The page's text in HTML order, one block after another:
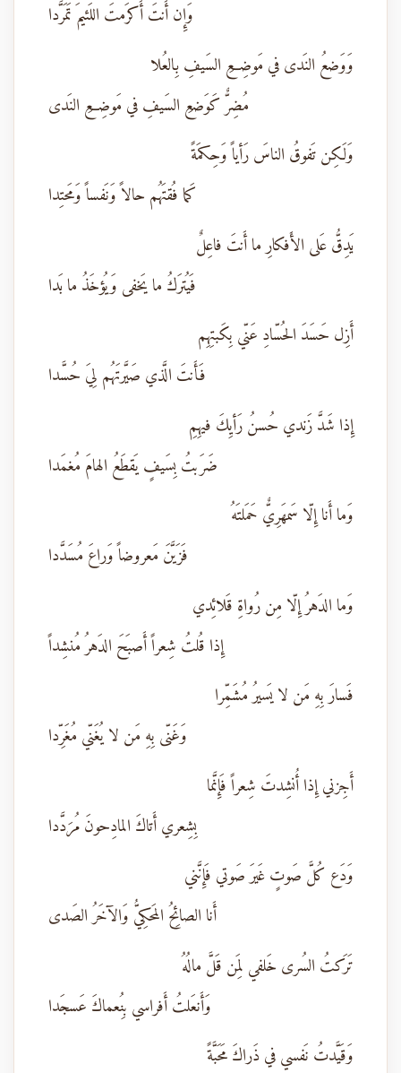
وَإِن أَنتَ أَكرَمتَ اللَئيمَ تَمَرَّدا
وَوَضعُ النَدى في مَوضِعِ السَيفِ بِالعُلا
مُضِرٌّ كَوَضعِ السَيفِ في مَوضِعِ النَدى
وَلَكِن تَفوقُ الناسَ رَأياً وَحِكمَةً
كَما فُقتَهُم حالاً وَنَفساً وَمَحتِدا
يَدِقُّ عَلى الأَفكارِ ما أَنتَ فاعِلٌ
فَيُترَكُ ما يَخفى وَيُؤخَذُ ما بَدا
أَزِل حَسَدَ الحُسّادِ عَنّي بِكَبتِهِم
فَأَنتَ الَّذي صَيَّرتَهُم لِيَ حُسَّدا
إِذا شَدَّ زَندي حُسنُ رَأيِكَ فيهِمِ
ضَرَبتُ بِسَيفٍ يَقطَعُ الهامَ مُغمَدا
وَما أَنا إِلّا سَمهَرِيٌّ حَمَلتَهُ
فَزَيَّنَ مَعروضاً وَراعَ مُسَدَّدا
وَما الدَهرُ إِلّا مِن رُواةِ قَلائِدي
إِذا قُلتُ شِعراً أَصبَحَ الدَهرُ مُنشِداً
فَسارَ بِهِ مَن لا يَسيرُ مُشَمِّرا
وَغَنّى بِهِ مَن لا يُغَنّي مُغَرِّدا
أَجِزني إِذا أُنشِدتَ شِعراً فَإِنَّما
بِشِعري أَتاكَ المادِحونَ مُرَدَّدا
وَدَع كُلَّ صَوتٍ غَيرَ صَوتي فَإِنَّني
أَنا الصائِحُ المَحكِيُّ وَالآخَرُ الصَدى
تَرَكتُ السُرى خَلفي لِمَن قَلَّ مالُهُ
وَأَنعَلتُ أَفراسي بِنُعماكَ عَسجَدا
وَقَيَّدتُ نَفسي في ذَراكَ مَحَبَّةً